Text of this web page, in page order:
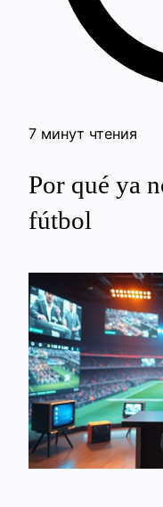
7 минут чтения
Por qué ya
fútbol